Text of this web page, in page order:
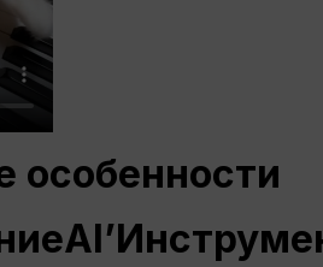
особенности
AI